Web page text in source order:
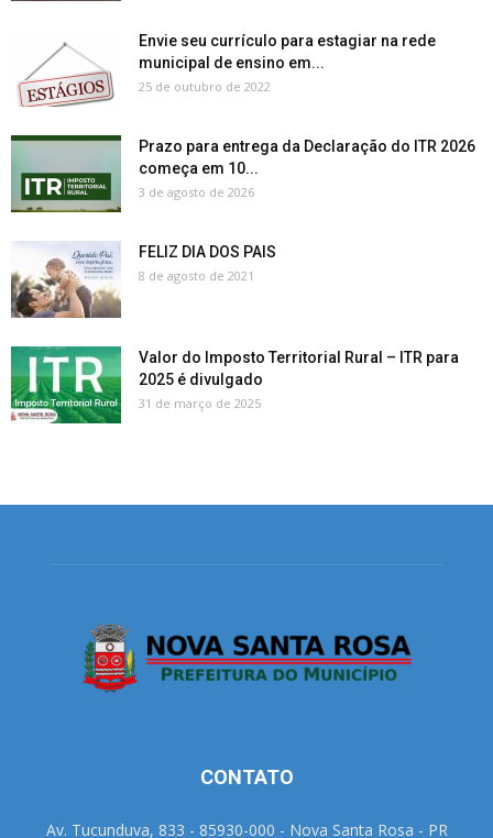
Envie seu currículo para estagiar na rede
municipal de ensino em...
25 de outubro de 2022
Prazo para entrega da Declaração do ITR 2026
começa em 10...
3 de agosto de 2026
FELIZ DIA DOS PAIS
8 de agosto de 2021
Valor do Imposto Territorial Rural – ITR para
2025 é divulgado
31 de março de 2025
CONTATO
Av. Tucunduva, 833 - 85930-000 - Nova Santa Rosa - PR